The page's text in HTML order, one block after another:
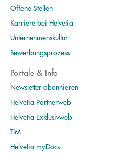
Offene Stellen
Karriere bei Helvetia
Unternehmenskultur
Bewerbungsprozess
Portale & Info
Newsletter abonnieren
Helvetia Partnerweb
Helvetia Exklusivweb
TIM
Helvetia myDocs